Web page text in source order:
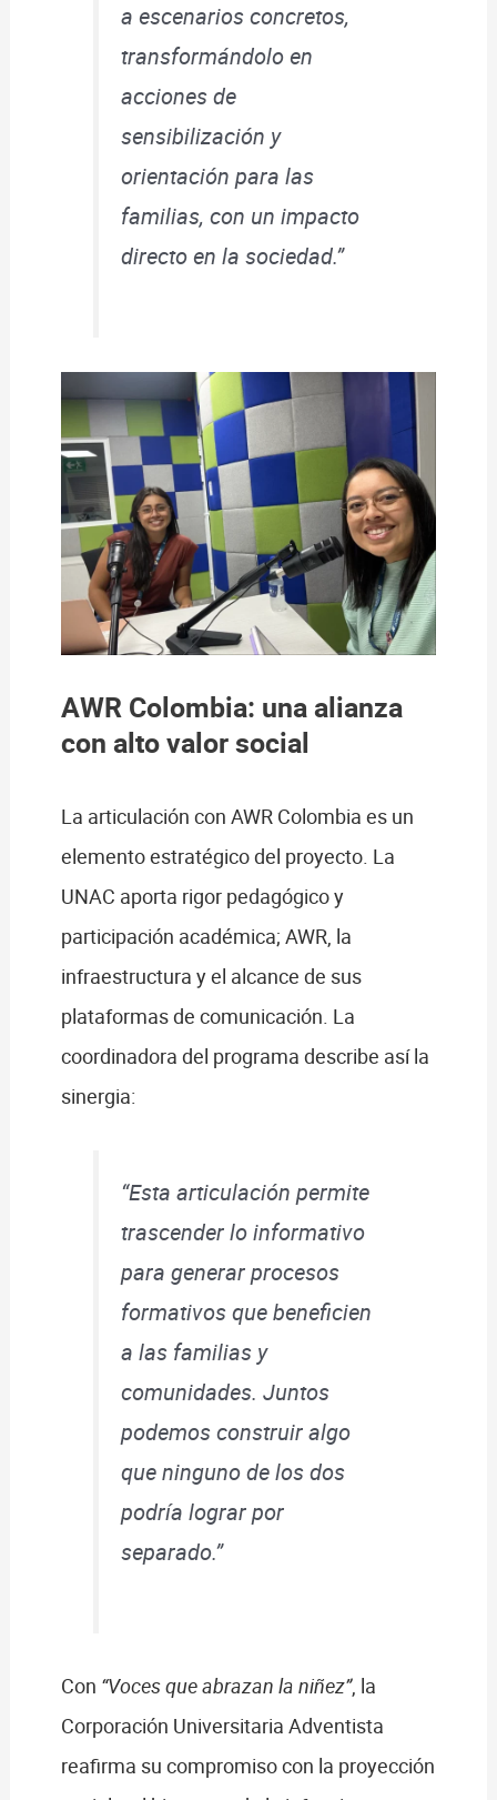
a escenarios concretos,
transformándolo en
acciones de
sensibilización y
orientación para las
familias, con un impacto
directo en la sociedad.”
AWR Colombia: una alianza
con alto valor social
La articulación con AWR Colombia es un
elemento estratégico del proyecto. La
UNAC aporta rigor pedagógico y
participación académica; AWR, la
infraestructura y el alcance de sus
plataformas de comunicación. La
coordinadora del programa describe así la
sinergia:
“Esta articulación permite
trascender lo informativo
para generar procesos
formativos que beneficien
a las familias y
comunidades. Juntos
podemos construir algo
que ninguno de los dos
podría lograr por
separado.”
Con “Voces que abrazan la niñez”, la
Corporación Universitaria Adventista
reafirma su compromiso con la proyección